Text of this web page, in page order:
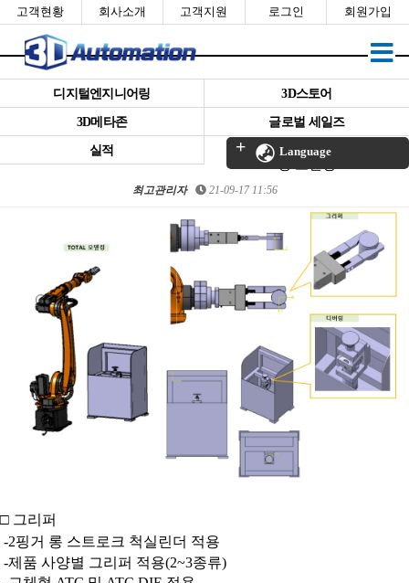
Language
고객현황 회사소개 고객지원 로그인 회원가입
디지털엔지니어링
3D스토어
3D메타존
글로벌 세일즈
실적
[3DA-01000917] 그리퍼 및 디버
최고관리자 21-09-17 11:56
□ 그리퍼
-2핑거 롱 스트로크 척실린더 적용
-제품 사양별 그리퍼 적용(2~3종류)